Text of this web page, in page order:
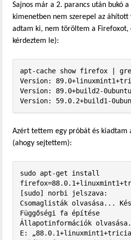
Sajnos már a 2. parancs után bukó
kimenetben nem szerepel az áhított
adtam ki, nem töröltem a Firefoxot,
kérdeztem le):
apt-cache show firefox |
Version:
Version: 89.0+build2-
Version: 59.0.2+build1-
Azért tettem egy próbát és kiadtam
(ahogy sejtettem):
sudo apt-get install
[sudo] norbi
Csomaglisták olvasása...
Függőségi fa építése
Állapotinformációk
E: